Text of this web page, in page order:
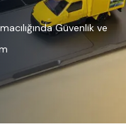
Güvenlik ve